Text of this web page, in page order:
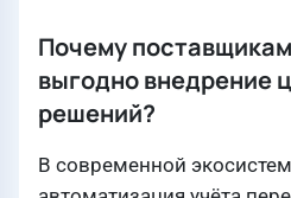
Почему
выгодно внедрение
решений?
В современной